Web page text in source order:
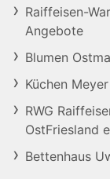
Raiffeisen-
Angebote
Blumen
Küchen
RWG
OstFriesland
Bettenhaus